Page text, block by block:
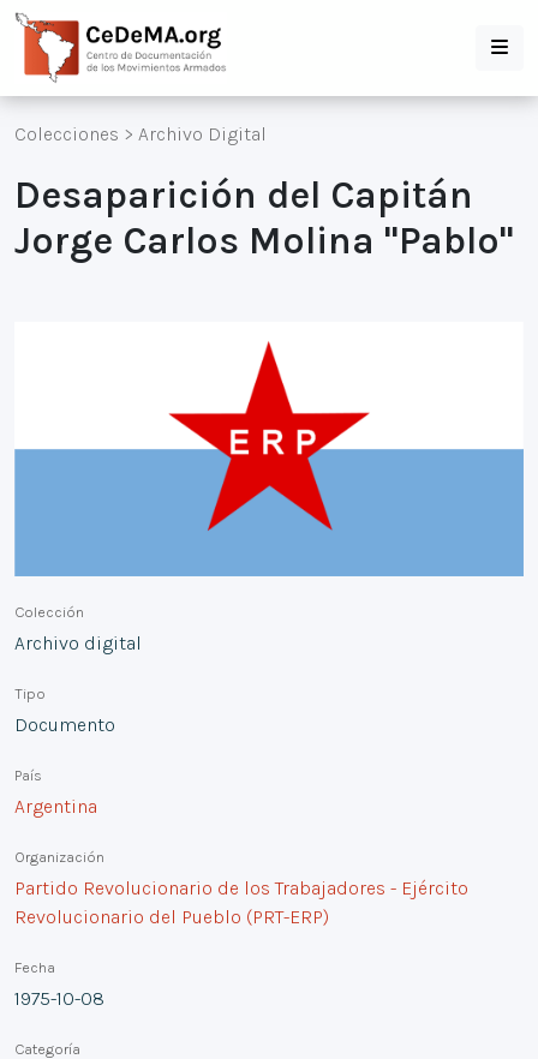
Colecciones > Archivo Digital
Desaparición del Capitán
Jorge Carlos Molina "Pablo"
Colección
Archivo digital
Tipo
Documento
País
Argentina
Organización
Partido Revolucionario de los Trabajadores - Ejército
Revolucionario del Pueblo (PRT-ERP)
Fecha
1975-10-08
Categoría